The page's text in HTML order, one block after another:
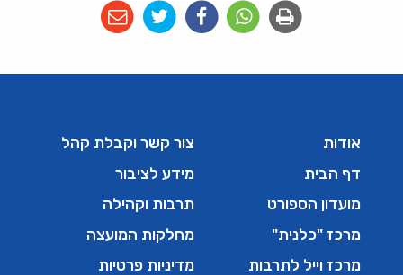
אודות
דף הבית
מועדון הספורט
מרכז "כלנית"
מרכז וייל לתרבות
צור קשר וקבלת קהל
מידע לציבור
תרבות וקהילה
מחלקות המועצה
מדיניות פרטיות